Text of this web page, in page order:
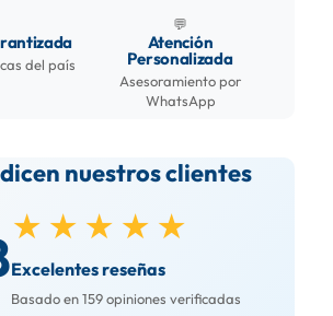
del país
💬
Atención
Personalizada
Asesoramiento por
WhatsApp
nuestros clientes
★★★★★
Excelentes reseñas
Basado en 159 opiniones verificadas